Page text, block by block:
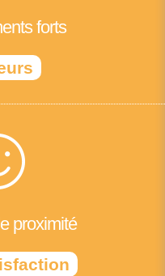
forts
proximité